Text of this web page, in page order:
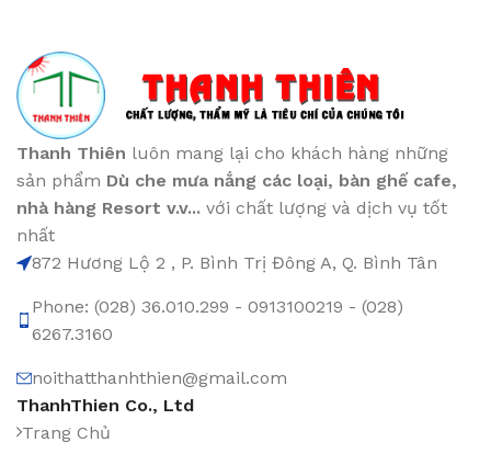
Thanh Thiên luôn mang lại cho khách hàng những
sản phẩm Dù che mưa nắng các loại, bàn ghế cafe,
nhà hàng Resort v.v... với chất lượng và dịch vụ tốt
nhất
872 Hương Lộ 2 , P. Bình Trị Đông A, Q. Bình Tân
Phone: (028) 36.010.299 - 0913100219 - (028)
6267.3160
noithatthanhthien@gmail.com
ThanhThien Co., Ltd
Trang Chủ